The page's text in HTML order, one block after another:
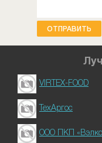
ОТПРАВИТЬ
VIRTEX-FOOD
ТехАргос
ООО ПКП